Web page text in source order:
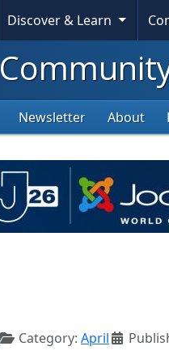
Discover & Learn
Newsletter About
Category: April